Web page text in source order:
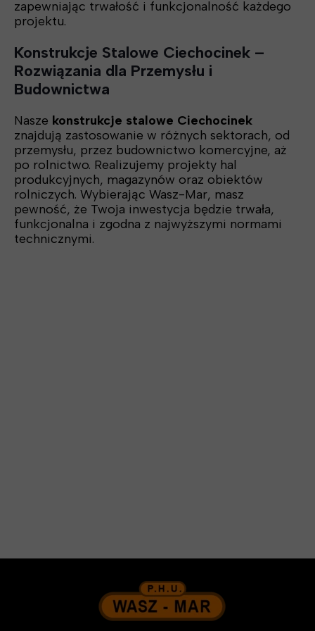
zapewniając trwałość i funkcjonalność każdego
projektu.
Konstrukcje Stalowe Ciechocinek –
Rozwiązania dla Przemysłu i
Budownictwa
Nasze konstrukcje stalowe Ciechocinek
znajdują zastosowanie w różnych sektorach, od
przemysłu, przez budownictwo komercyjne, aż
po rolnictwo. Realizujemy projekty hal
produkcyjnych, magazynów oraz obiektów
rolniczych. Wybierając Wasz-Mar, masz
pewność, że Twoja inwestycja będzie trwała,
funkcjonalna i zgodna z najwyższymi normami
technicznymi.